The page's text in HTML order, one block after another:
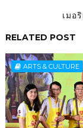
เมอ
RELATED POST
ARTS & CULTURE